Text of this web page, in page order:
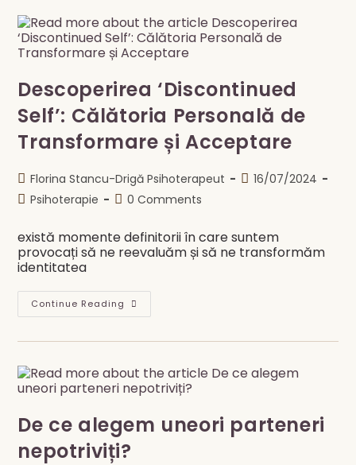
Descoperirea ‘Discontinued
Self’: Călătoria Personală de
Transformare și Acceptare
Post
author:
Florina Stancu-Drigă Psihoterapeut
Post16/07/2024
PostPsihoterapie
Post0 Comments
există momente definitorii în care suntem
provocați să ne reevaluăm și să ne transformăm
identitatea
Continue Reading Descoperirea
‘Discontinued
Călătoria
Transformare
Și
Acceptare
De ce alegem uneori parteneri
nepotriviți?